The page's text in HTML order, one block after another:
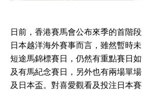
日前，香港賽馬會公布來季的首階
日本越洋海外賽事而言，雖然暫時
短途馬錦標賽日，仍然有重點賽日
及有馬紀念賽日，另外也有兩場單
及日本盃。對喜愛觀看及投注日本